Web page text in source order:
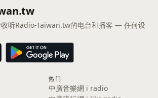
听Radio-Taiwan.tw的电台和播客 — 任何设
热门
中廣音樂網 i radio